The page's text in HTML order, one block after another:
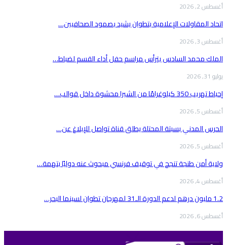
أغسطس 2, 2026
اتحاد المقاولات الإعلامية بتطوان يشيد بصمود الصحافيين…
أغسطس 3, 2026
الملك محمد السادس يترأس مراسم حفل أداء القسم لضباط…
يوليو 31, 2026
إحباط تهريب 350 كيلوغرامًا من الشيرا محشوة داخل قوالب…
أغسطس 5, 2026
الحرس المدني بسبتة المحتلة يطلق قناة تواصل للإبلاغ عن…
أغسطس 5, 2026
ولاية أمن طنجة تنجح في توقيف فرنسي مبحوث عنه دوليًا بتهمة…
أغسطس 4, 2026
1.2 مليون درهم لدعم الدورة الـ31 لمهرجان تطوان لسينما البحر…
أغسطس 6, 2026